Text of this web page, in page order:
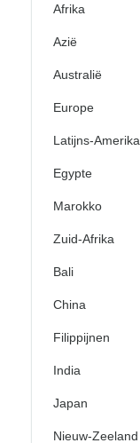
Afrika
Azië
Australië
Europe
Latijns-Amerika
Egypte
Marokko
Zuid-Afrika
Bali
China
Filippijnen
India
Japan
Nieuw-Zeeland